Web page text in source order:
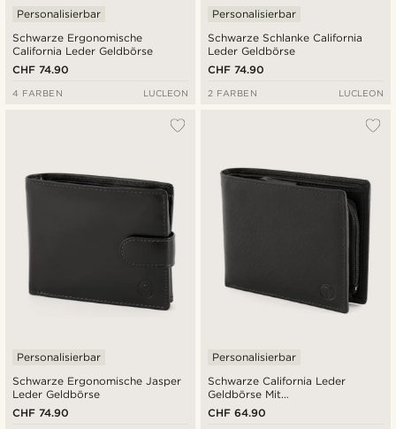
Schwarze Ergonomische
California Leder Geldbörse
Personalisierbar
CHF 74.90
4 FARBEN LUCLEON
Schwarze Schlanke California
Leder Geldbörse
Personalisierbar
CHF 74.90
2 FARBEN LUCLEON
Schwarze Ergonomische Jasper
Leder Geldbörse
Personalisierbar
CHF 74.90
Schwarze California Leder
Geldbörse Mit
Innenreißverschluss
Personalisierbar
CHF 64.90